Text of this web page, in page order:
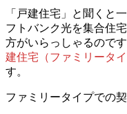
「戸建住宅」と聞くと
フトバンク光を集合住
方がいらっしゃるので
建住宅（ファミリータイ
す。
ファミリータイプでの